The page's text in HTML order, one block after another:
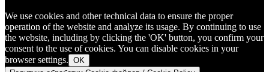
We use cookies and other technical data to ensure the proper
operation of the website and analyze its usage. By continuing to use
the website, including by clicking the 'OK' button, you confirm your
consent to the use of cookies. You can disable cookies in your
browser settings. OK